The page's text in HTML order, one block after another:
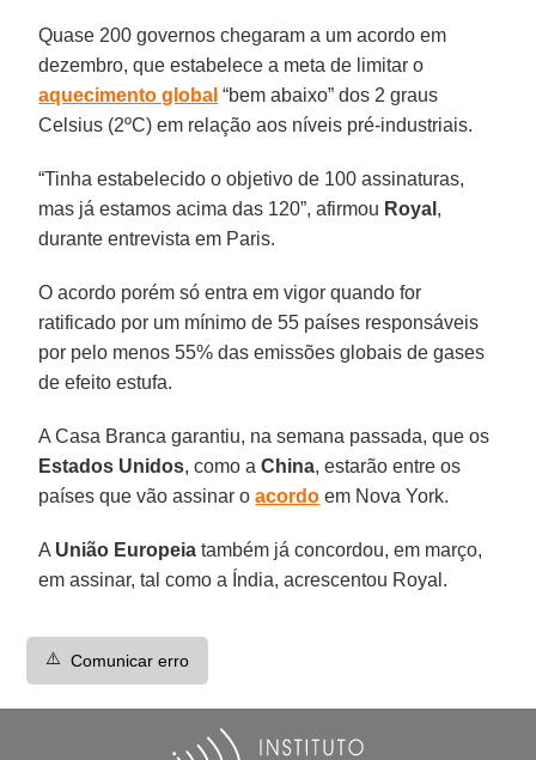
Quase 200 governos chegaram a um acordo em
dezembro, que estabelece a meta de limitar o
aquecimento global “bem abaixo” dos 2 graus
Celsius (2ºC) em relação aos níveis pré-industriais.
“Tinha estabelecido o objetivo de 100 assinaturas,
mas já estamos acima das 120”, afirmou Royal ,
durante entrevista em Paris.
O acordo porém só entra em vigor quando for
ratificado por um mínimo de 55 países responsáveis
por pelo menos 55% das emissões globais de gases
de efeito estufa.
A Casa Branca garantiu, na semana passada, que os
Estados Unidos, como aChina, estarão entre os
países que vão assinar oacordo em Nova York.
A União Europeia também já concordou, em março,
em assinar, tal como a Índia, acrescentou Royal.
⚠️ Comunicar erro